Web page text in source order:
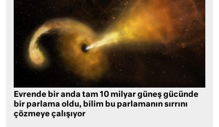
Evrende bir anda tam 10 milyar güneş gücünde
bir parlama oldu, bilim bu parlamanın sırrını
çözmeye çalışıyor